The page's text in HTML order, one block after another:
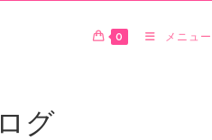
0 メニュー
グ